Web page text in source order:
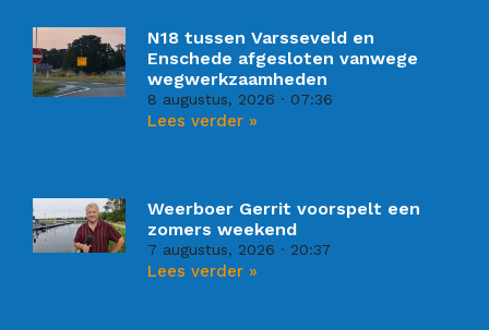
N18 tussen Varsseveld en
Enschede afgesloten vanwege
wegwerkzaamheden
8 augustus, 2026 07:36
Lees verder »
Weerboer Gerrit voorspelt een
zomers weekend
7 augustus, 2026 20:37
Lees verder »